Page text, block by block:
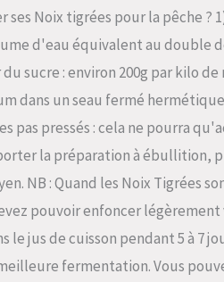
Noix tigrées pour la pêche ?
d'eau équivalent au double
du sucre : environ 200g par kilo
dans un seau fermé
pas pressés : cela ne pourra
la préparation à ébullition,
NB : Quand les Noix Tigrées
pouvoir enfoncer légèrement
le jus de cuisson pendant 5 à 7
fermentation. Vous